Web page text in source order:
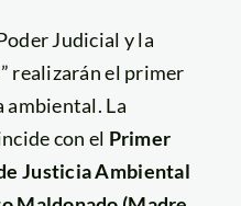
Judicial y la
realizarán el primer
ambiental. La
con el Primer
Justicia Ambiental